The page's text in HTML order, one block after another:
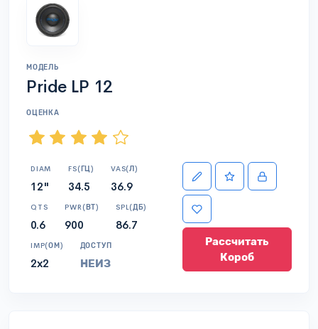
МОДЕЛЬ
Pride LP 12
ОЦЕНКА
DIAM
12"
FS(ГЦ)
34.5
VAS(Л)
36.9
QTS
0.6
PWR(ВТ)
900
SPL(ДБ)
86.7
IMP(ОМ)
2x2
ДОСТУП
НЕИЗ
Рассчитать
Короб